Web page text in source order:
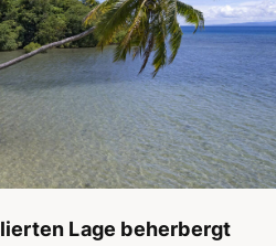
Lage beherbergt